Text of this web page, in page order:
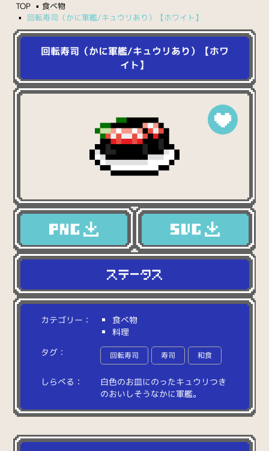
TOP
食べ物
回転寿司（かに軍艦/キュウリあり）【ホワイト】
回転寿司（かに軍艦/キュウリあり）【ホワ
イト】
カテゴリー：
食べ物
料理
タグ：
回転寿司 寿司 和食
しらべる： 白色のお皿にのったキュ ウ リ つき
のおい しそうなかに軍艦。